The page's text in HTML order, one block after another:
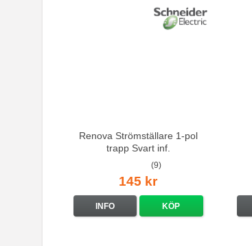
Renova Strömställare 1-pol
trapp Svart inf.
(9)
145 kr
INFO KÖP